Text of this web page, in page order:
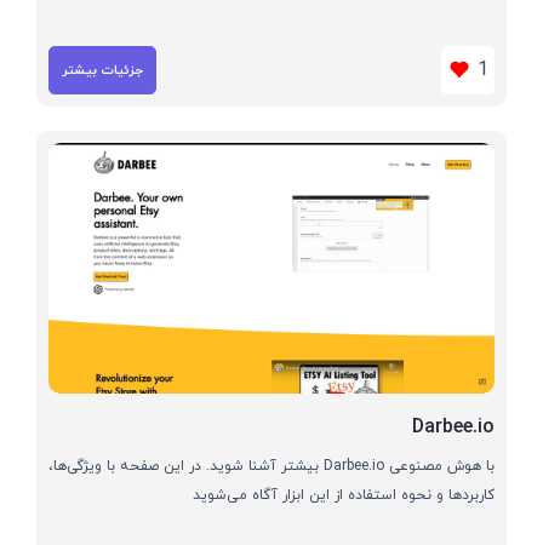
1 جزئیات بیشتر
Darbee.io
با هوش مصنوعی Darbee.io بیشتر آشنا شوید. در این صفحه با ویژگی‌ها،
کاربردها و نحوه استفاده از این ابزار آگاه می‌شوید